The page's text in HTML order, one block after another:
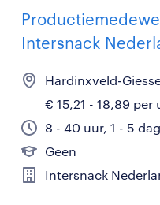
Intersnack
Hardinxveld-
€ 15,21 - 18,89 per
8 - 40 uur, 1 - 5
Geen
Intersnack